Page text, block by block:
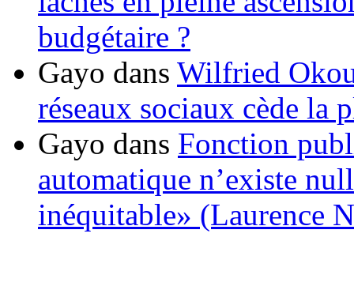
budgétaire ?
Gayo dans Wilfried
réseaux sociaux cède la
Gayo dans Fonction
automatique n’existe
inéquitable» (Laurence